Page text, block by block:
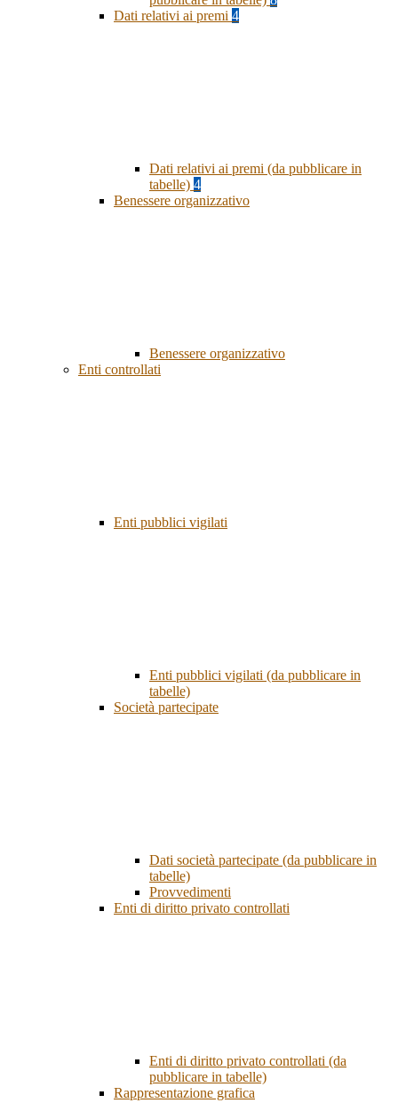
Dati relativi ai premi 4
Dati relativi ai premi (da pubblicare in
tabelle) 4
Benessere organizzativo
Benessere organizzativo
Enti controllati
Enti pubblici vigilati
Enti pubblici vigilati (da pubblicare in
tabelle)
Società partecipate
Dati società partecipate (da pubblicare in
tabelle)
Provvedimenti
Enti di diritto privato controllati
Enti di diritto privato controllati (da
pubblicare in tabelle)
Rappresentazione grafica